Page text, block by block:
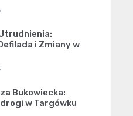
i Zmiany w
Bukowiecka:
w Targówku